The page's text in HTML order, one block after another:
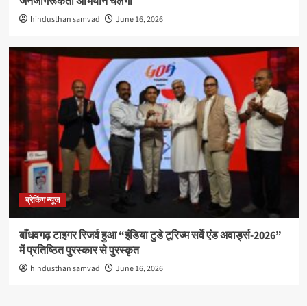
hindusthan samvad June 16, 2026
ब्रेकिंग न्यूज
बाँधवगढ़ टाइगर रिजर्व हुआ “इंडिया टुडे टूरिज्म सर्वे एंड अवार्ड्स-2026”
में प्रतिष्ठित पुरस्कार से पुरस्कृत
hindusthan samvad June 16, 2026